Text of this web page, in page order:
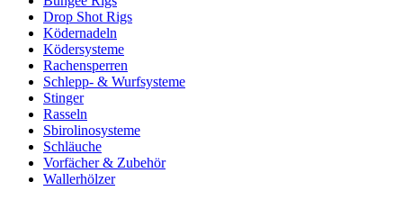
Drop Shot Rigs
Ködernadeln
Ködersysteme
Rachensperren
Schlepp- & Wurfsysteme
Stinger
Rasseln
Sbirolinosysteme
Schläuche
Vorfächer & Zubehör
Wallerhölzer